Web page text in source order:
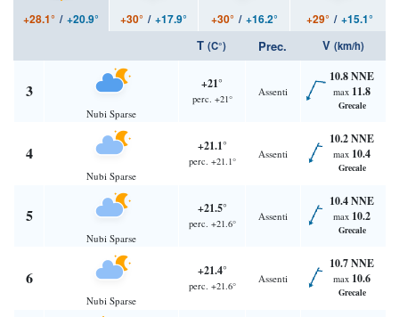
+28.1° / +20.9° +30° / +17.9° +30° / +16.2° +29° / +15.1°
T (C°) Prec. V (km/h)
3
Nubi Sparse
+21°
perc. +21°
Assenti
10.8 NNE
max 11.8
Grecale
4
Nubi Sparse
+21.1°
perc. +21.1°
Assenti
10.2 NNE
max 10.4
Grecale
5
Nubi Sparse
+21.5°
perc. +21.6°
Assenti
10.4 NNE
max 10.2
Grecale
6
Nubi Sparse
+21.4°
perc. +21.6°
Assenti
10.7 NNE
max 10.6
Grecale